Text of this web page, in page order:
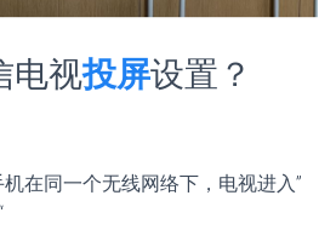
电视投屏设置？
在同一个无线网络下，电视进入”